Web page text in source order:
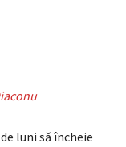
luni să încheie